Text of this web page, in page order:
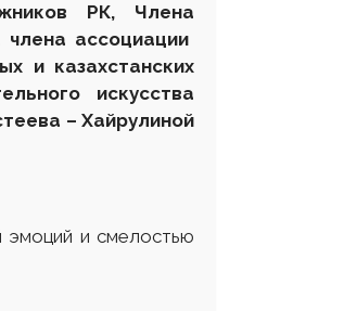
РК, Члена
члена ассоциации
и казахстанских
искусства
– Хайрулиной
эмоций и смелостью